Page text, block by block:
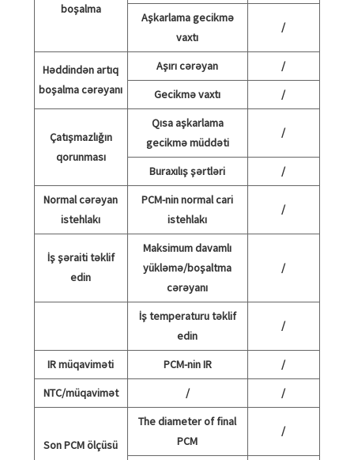
boşalma
Aşkarlama gecikmə
vaxtı
/
Həddindən artıq
boşalma cərəyanı
Aşırı cərəyan
/
Gecikmə vaxtı
/
Çatışmazlığın
qorunması
Qısa aşkarlama
gecikmə müddəti
/
Buraxılış şərtləri
/
Normal cərəyan
istehlakı
PCM-nin normal cari
istehlakı
/
İş şəraiti təklif
edin
Maksimum davamlı
yükləmə/boşaltma
cərəyanı
/
İş temperaturu təklif
edin
/
IR müqaviməti PCM-nin IR
/
NTC/müqavimət
/ /
Son PCM ölçüsü
The diameter of final
PCM
/